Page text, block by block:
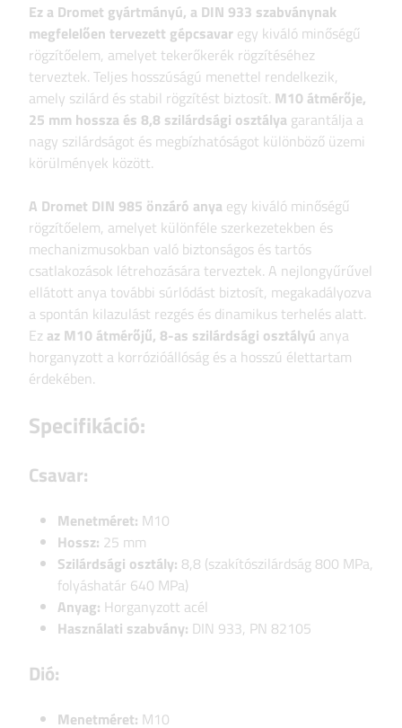
Ez a Dromet gyártmányú, a DIN 933 szabványnak
megfelelően tervezett gépcsavar egy kiváló minőségű
rögzítőelem, amelyet tekerőkerék rögzítéséhez
terveztek. Teljes hosszúságú menettel rendelkezik,
amely szilárd és stabil rögzítést biztosít. M10 átmérője,
25 mm hossza és 8,8 szilárdsági osztálya garantálja a
nagy szilárdságot és megbízhatóságot különböző üzemi
körülmények között.
A Dromet DIN 985 önzáró anya egy kiváló minőségű
rögzítőelem, amelyet különféle szerkezetekben és
mechanizmusokban való biztonságos és tartós
csatlakozások létrehozására terveztek. A nejlongyűrűvel
ellátott anya további súrlódást biztosít, megakadályozva
a spontán kilazulást rezgés és dinamikus terhelés alatt.
Ez az M10 átmérőjű, 8-as szilárdsági osztályú anya
horganyzott a korrózióállóság és a hosszú élettartam
érdekében.
Specifikáció:
Csavar:
Menetméret: M10
Hossz: 25 mm
Szilárdsági osztály: 8,8 (szakítószilárdság 800 MPa,
folyáshatár 640 MPa)
Anyag: Horganyzott acél
Használati szabvány: DIN 933, PN 82105
Dió:
Menetméret: M10